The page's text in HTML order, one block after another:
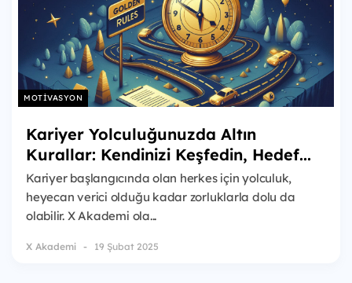
MOTIVASYON
Kariyer Yolculuğunuzda Altın
Kurallar: Kendinizi Keşfedin, Hedef...
Kariyer başlangıcında olan herkes için yolculuk,
heyecan verici olduğu kadar zorluklarla dolu da
olabilir. X Akademi ola...
X Akademi 19 Şubat 2025